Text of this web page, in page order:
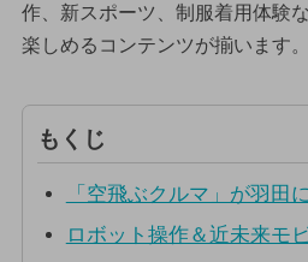
作、新スポーツ、制服着用体験
楽しめるコンテンツが揃います。
もくじ
「空飛ぶクルマ」が羽田
ロボット操作＆近未来モ